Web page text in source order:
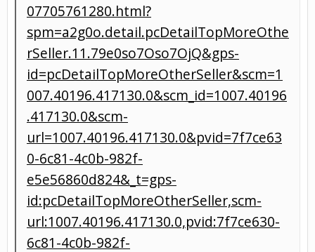
07705761280.html?
spm=a2g0o.detail.pcDetailTopMoreOthe
rSeller.11.79e0so7Oso7OjQ&gps-
id=pcDetailTopMoreOtherSeller&scm=1
007.40196.417130.0&scm_id=1007.40196
.417130.0&scm-
url=1007.40196.417130.0&pvid=7f7ce63
0-6c81-4c0b-982f-
e5e56860d824&_t=gps-
id:pcDetailTopMoreOtherSeller,scm-
url:1007.40196.417130.0,pvid:7f7ce630-
6c81-4c0b-982f-